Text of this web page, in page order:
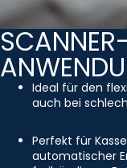
Ideal für den
auch bei
Perfekt für
automatischer